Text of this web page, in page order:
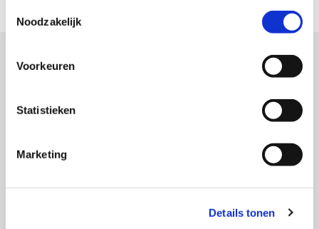
Noodzakelijk
Voorkeuren
Statistieken
Marketing
Details tonen
Advocaten die deze zaken
Onderstaande van onze advocaten zijn deskundig in
informatie over de betreffende advocaat.